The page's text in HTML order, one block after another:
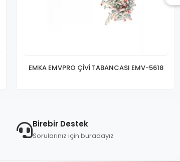
EMKA EMVPRO ÇİVİ TABANCASI EMV-5618
Birebir Destek
Sorularınız için buradayız